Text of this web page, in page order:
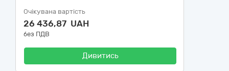
Очікувана вартість
26 436,87 UAH
без ПДВ
Дивитись